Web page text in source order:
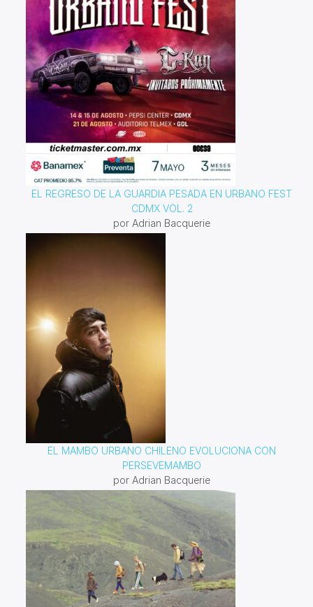
EL REGRESO DE LA GUARDIA PESADA EN URBANO FEST
CDMX VOL. 2
por Adrian Bacquerie
EL MAMBO URBANO CHILENO EVOLUCIONA CON
PERSEVEMAMBO
por Adrian Bacquerie